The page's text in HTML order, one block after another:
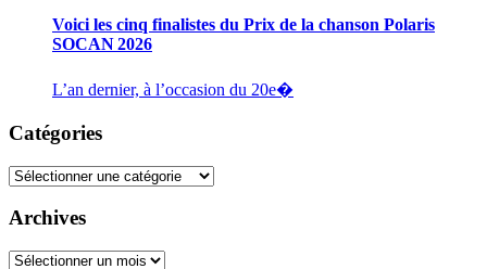
Voici les cinq finalistes du Prix de la chanson Polaris
SOCAN 2026
L’an dernier, à l’occasion du 20e�
Catégories
Catégories
Archives
Archives